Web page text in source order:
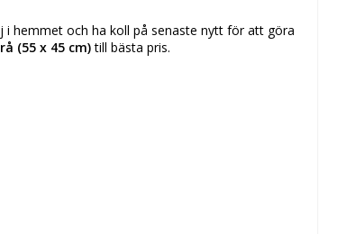
hemmet och ha koll på senaste nytt för att göra
(55 x 45 cm)till bästa pris.